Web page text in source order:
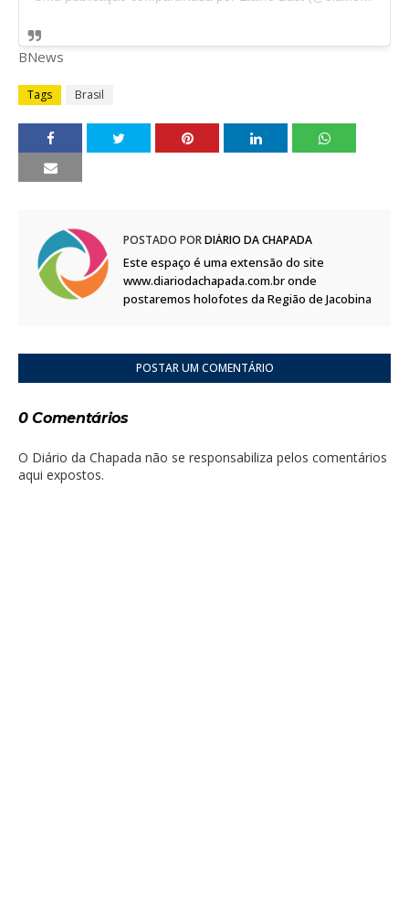
BNews
Tags Brasil
POSTADO PORDIÁRIO DA CHAPADA
Este espaço é uma extensão do site
www.diariodachapada.com.br onde
postaremos holofotes da Região de Jacobina
POSTAR UM COMENTÁRIO
0 Comentários
O Diário da Chapada não se responsabiliza pelos comentários
aqui expostos.